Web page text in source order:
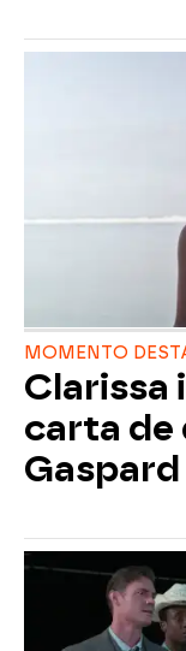
MOMENTO
Clarissa
carta de
Gaspard